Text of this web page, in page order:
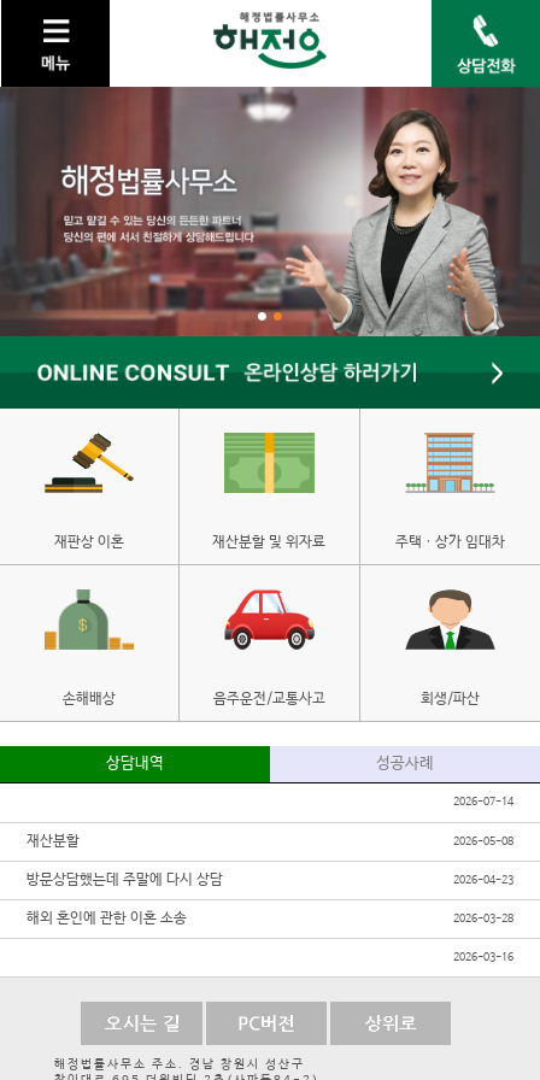
법률사무소 소개 keyboard_arrow_right
가정법률
keyboard_arrow_right
개인회생/개인파산 keyboard_arrow_right
고객센터 keyboard_arrow_right
재판상 이혼 재산분할 및 위자료 주택ㆍ상가 임대차
손해배상 음주운전/교통사고 회생/파산
상담내역 성공사례
2026-07-14
재산분할 2026-05-08
방문상담했는데 주말에 다시 상담 2026-04-23
해외 혼인에 관한 이혼 소송 2026-03-28
2026-03-16
해정법률사무소 주소. 경남 창원시 성산구